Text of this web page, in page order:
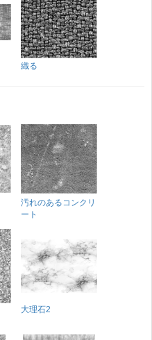
織る
汚れのあるコンクリ
ート
大理石2